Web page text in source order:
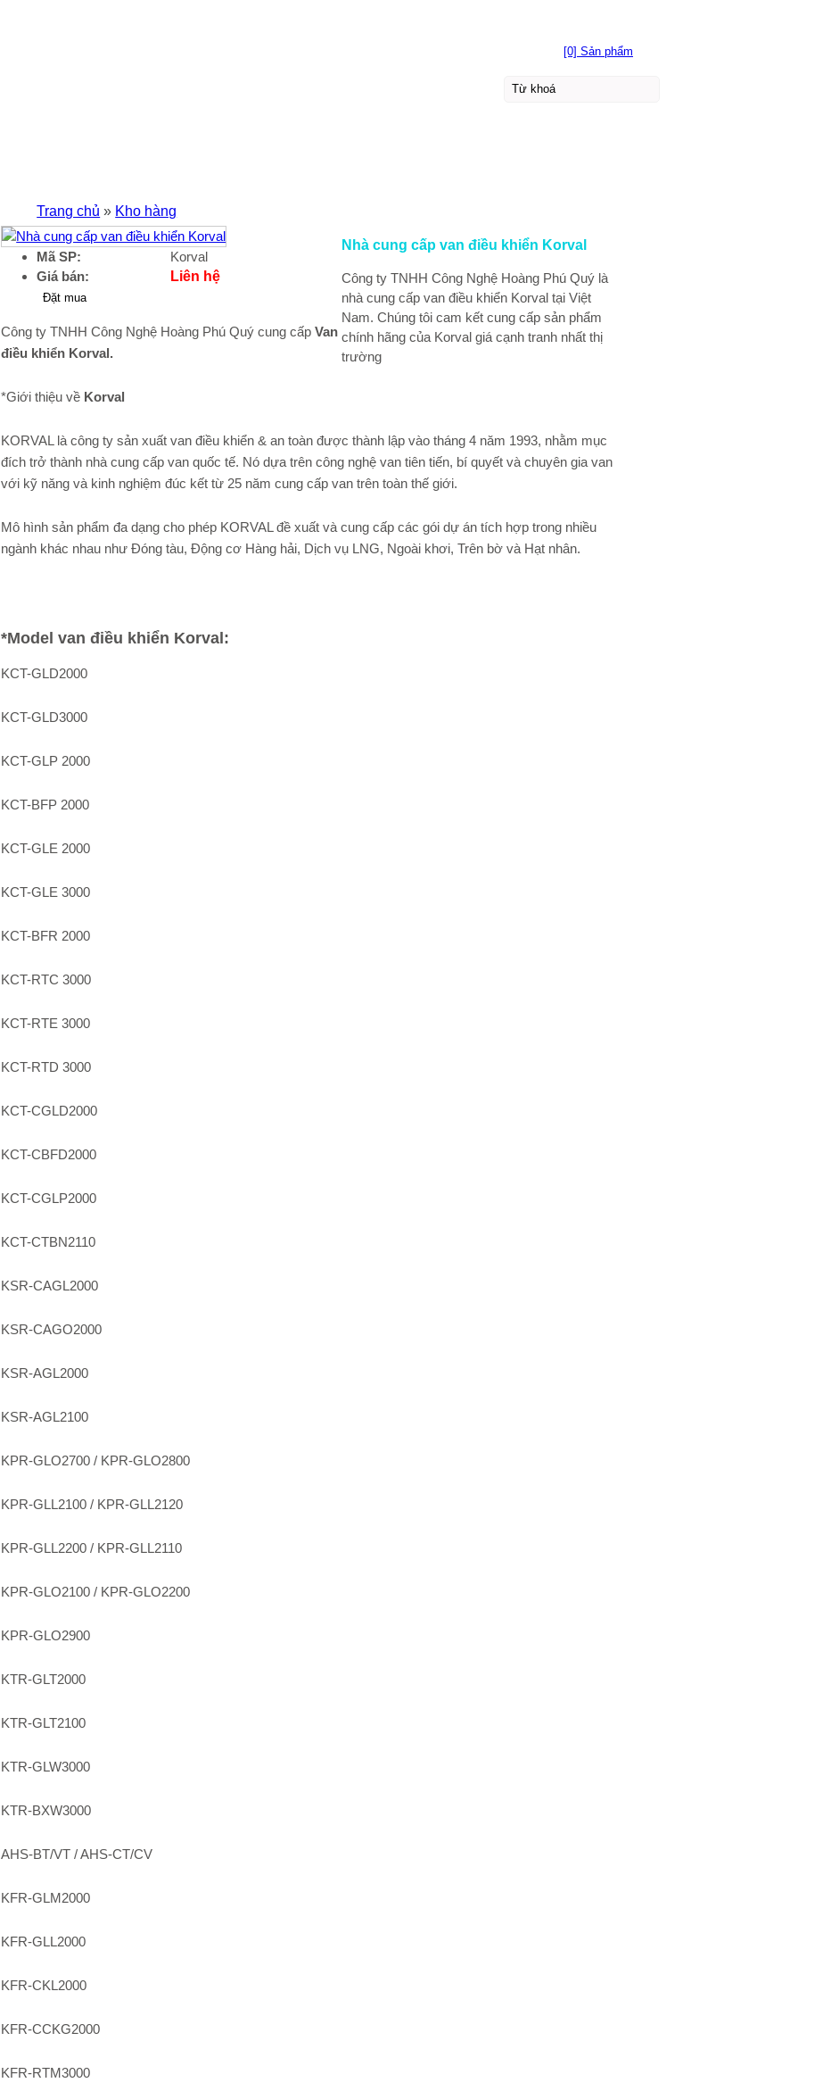
Nhà cung cấp van điều khiển Korval
Công ty TNHH Công Nghệ Hoàng Phú Quý là
nhà cung cấp van điều khiển Korval tại Việt
Nam. Chúng tôi cam kết cung cấp sản phẩm
chính hãng của Korval giá cạnh tranh nhất thị
trường
Mã SP:
Korval
Giá bán:
Liên hệ
Công ty TNHH Công Nghệ Hoàng Phú Quý cung cấp Van
điều khiển Korval.
*Giới thiệu về Korval
KORVAL là công ty sản xuất van điều khiển & an toàn được thành lập vào tháng 4 năm 1993, nhằm mục
đích trở thành nhà cung cấp van quốc tế. Nó dựa trên công nghệ van tiên tiến, bí quyết và chuyên gia van
với kỹ năng và kinh nghiệm đúc kết từ 25 năm cung cấp van trên toàn thế giới.
Mô hình sản phẩm đa dạng cho phép KORVAL đề xuất và cung cấp các gói dự án tích hợp trong nhiều
ngành khác nhau như Đóng tàu, Động cơ Hàng hải, Dịch vụ LNG, Ngoài khơi, Trên bờ và Hạt nhân.
*Model van điều khiển Korval:
KCT-GLD2000
KCT-GLD3000
KCT-GLP 2000
KCT-BFP 2000
KCT-GLE 2000
KCT-GLE 3000
KCT-BFR 2000
KCT-RTC 3000
KCT-RTE 3000
KCT-RTD 3000
KCT-CGLD2000
KCT-CBFD2000
KCT-CGLP2000
KCT-CTBN2110
KSR-CAGL2000
KSR-CAGO2000
KSR-AGL2000
KSR-AGL2100
KPR-GLO2700 / KPR-GLO2800
KPR-GLL2100 / KPR-GLL2120
KPR-GLL2200 / KPR-GLL2110
KPR-GLO2100 / KPR-GLO2200
KPR-GLO2900
KTR-GLT2000
KTR-GLT2100
KTR-GLW3000
KTR-BXW3000
AHS-BT/VT / AHS-CT/CV
KFR-GLM2000
KFR-GLL2000
KFR-CKL2000
KFR-CCKG2000
KFR-RTM3000
Trang chủ » Kho hàng
[0] Sản phẩm